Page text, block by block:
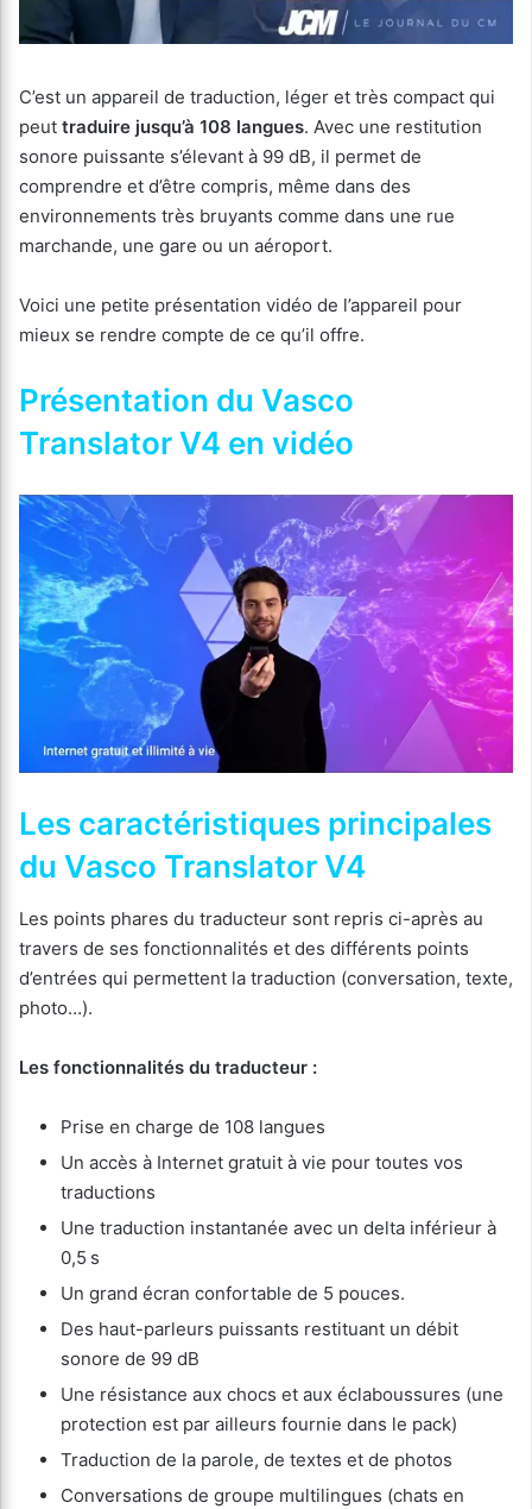
C’est un appareil de traduction, léger et très compact qui
peut traduire jusqu’à 108 langues. Avec une restitution
sonore puissante s’élevant à 99 dB, il permet de
comprendre et d’être compris, même dans des
environnements très bruyants comme dans une rue
marchande, une gare ou un aéroport.
Voici une petite présentation vidéo de l’appareil pour
mieux se rendre compte de ce qu’il offre.
Présentation du Vasco
Translator V4 en vidéo
Les caractéristiques principales
du Vasco Translator V4
Les points phares du traducteur sont repris ci-après au
travers de ses fonctionnalités et des différents points
d’entrées qui permettent la traduction (conversation, texte,
photo…).
Les fonctionnalités du traducteur :
Prise en charge de 108 langues
Un accès à Internet gratuit à vie pour toutes vos
traductions
Une traduction instantanée avec un delta inférieur à
0,5 s
Un grand écran confortable de 5 pouces.
Des haut-parleurs puissants restituant un débit
sonore de 99 dB
Une résistance aux chocs et aux éclaboussures (une
protection est par ailleurs fournie dans le pack)
Traduction de la parole, de textes et de photos
Conversations de groupe multilingues (chats en